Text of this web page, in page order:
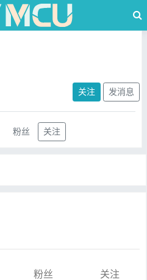
关注 发消息
粉丝 关注
粉丝
关注